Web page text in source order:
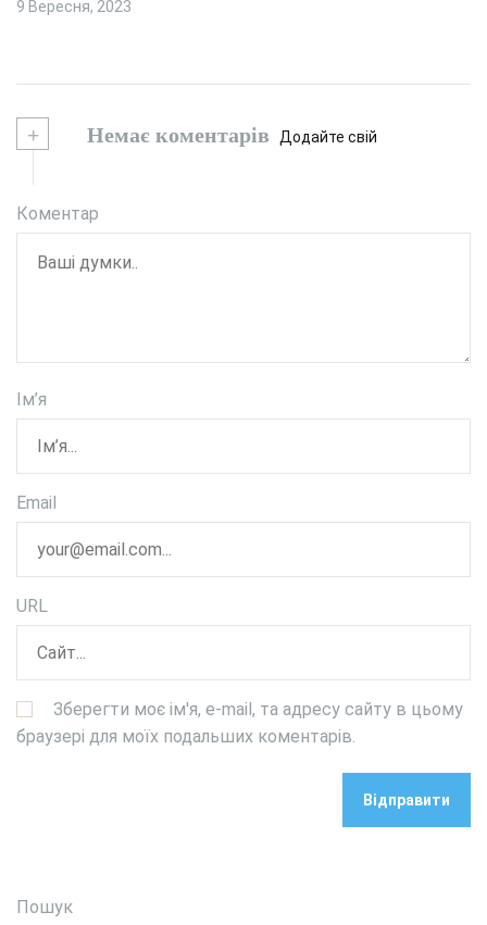
9 Вересня, 2023
+ Немає коментарів Додайте свій
Коментар
Ім’я
Email
URL
Зберегти моє ім'я, e-mail, та адресу сайту в цьому
браузері для моїх подальших коментарів.
Пошук